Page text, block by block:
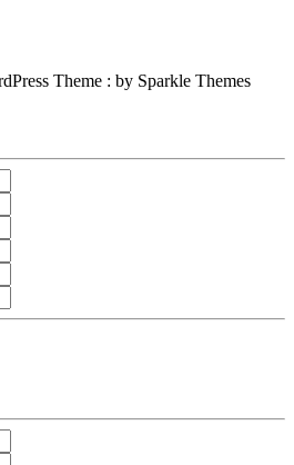
Theme : by Sparkle Themes